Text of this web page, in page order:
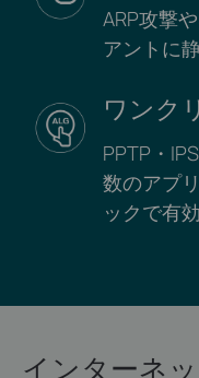
ARP攻撃
アントに
ワンク
PPTP・
数のアプ
ックで有効
インターネ